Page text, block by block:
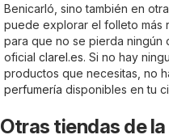
Benicarló, sino también en
puede explorar el folleto más
para que no se pierda ningún
oficial clarel.es. Si no hay
productos que necesitas, no
perfumería disponibles en tu
Otras tiendas de